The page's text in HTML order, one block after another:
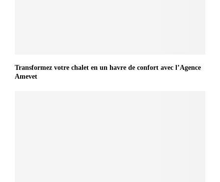
Transformez votre chalet en un havre de confort avec l’Agence
Amevet